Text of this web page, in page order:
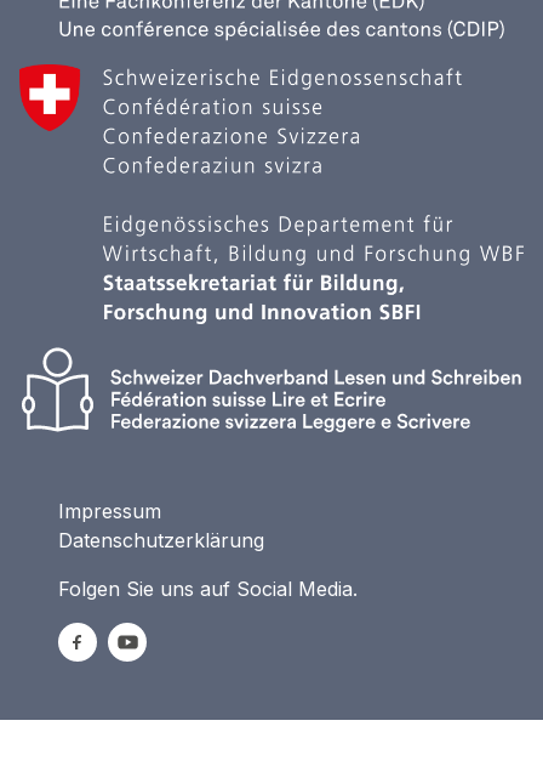
Impressum
Datenschutzerklärung
Folgen Sie uns auf Social Media.